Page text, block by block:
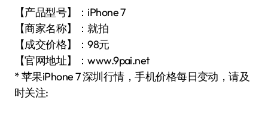
【产品型号】：iPhone 7
【商家名称】：就拍
【成交价格】：98元
【官网地址】：www.9pai.net
* 苹果iPhone 7 深圳行情，手机价格每日变动，请及
时关注: